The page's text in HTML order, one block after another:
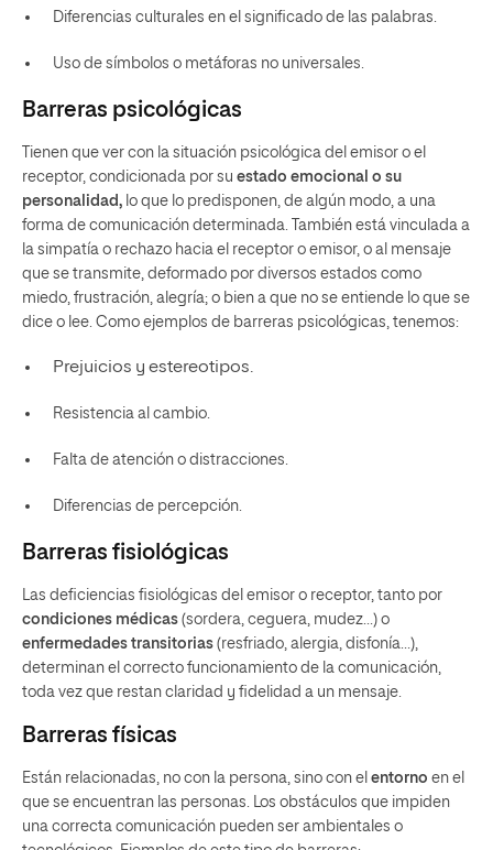
Diferencias culturales en el significado de las palabras.
Uso de símbolos o metáforas no universales.
Barreras psicológicas
Tienen que ver con la situación psicológica del emisor o el
receptor, condicionada por su estado emocional o su
personalidad, lo que lo predisponen, de algún modo, a una
forma de comunicación determinada. También está vinculada a
la simpatía o rechazo hacia el receptor o emisor, o al mensaje
que se transmite, deformado por diversos estados como
miedo, frustración, alegría; o bien a que no se entiende lo que se
dice o lee. Como ejemplos de barreras psicológicas, tenemos:
Prejuicios y estereotipos.
Resistencia al cambio.
Falta de atención o distracciones.
Diferencias de percepción.
Barreras fisiológicas
Las deficiencias fisiológicas del emisor o receptor, tanto por
condiciones médicas (sordera, ceguera, mudez…) o
enfermedades transitorias (resfriado, alergia, disfonía…),
determinan el correcto funcionamiento de la comunicación,
toda vez que restan claridad y fidelidad a un mensaje.
Barreras físicas
Están relacionadas, no con la persona, sino con el entorno en el
que se encuentran las personas. Los obstáculos que impiden
una correcta comunicación pueden ser ambientales o